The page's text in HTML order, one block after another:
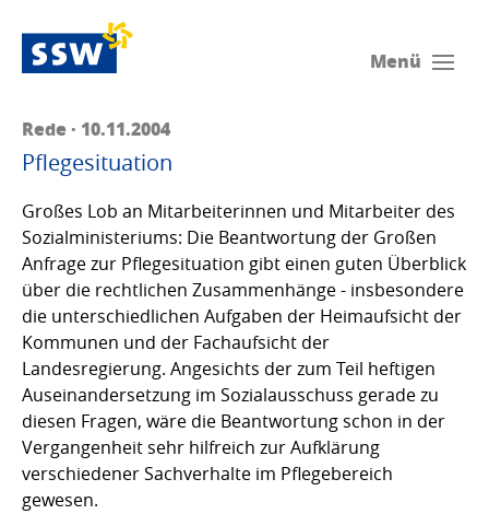
Menü
Rede · 10.11.2004
Pflegesituation
Großes Lob an Mitarbeiterinnen und Mitarbeiter des
Sozialministeriums: Die Beantwortung der Großen
Anfrage zur Pflegesituation gibt einen guten Überblick
über die rechtlichen Zusammenhänge - insbesondere
die unterschiedlichen Aufgaben der Heimaufsicht der
Kommunen und der Fachaufsicht der
Landesregierung. Angesichts der zum Teil heftigen
Auseinandersetzung im Sozialausschuss gerade zu
diesen Fragen, wäre die Beantwortung schon in der
Vergangenheit sehr hilfreich zur Aufklärung
verschiedener Sachverhalte im Pflegebereich
gewesen.